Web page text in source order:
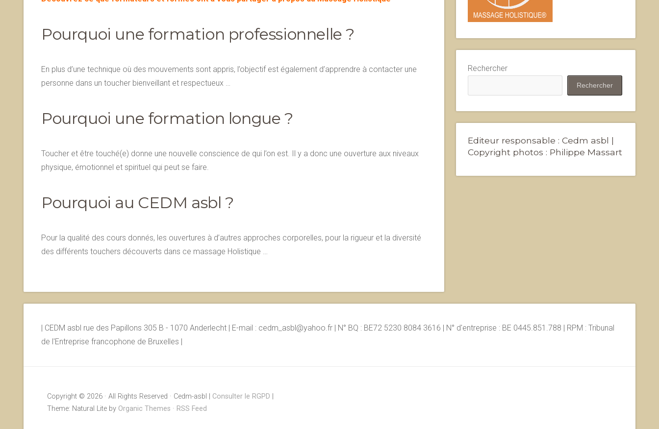
Pourquoi une formation professionnelle ?
En plus d’une technique où des mouvements sont appris, l’objectif est également d’apprendre à contacter une
personne dans un toucher bienveillant et respectueux …
Pourquoi une formation longue ?
Toucher et être touché(e) donne une nouvelle conscience de qui l’on est. Il y a donc une ouverture aux niveaux
physique, émotionnel et spirituel qui peut se faire.
Pourquoi au CEDM asbl ?
Pour la qualité des cours donnés, les ouvertures à d’autres approches corporelles, pour la rigueur et la diversité
des différents touchers découverts dans ce massage Holistique …
Rechercher
Rechercher
Editeur responsable : Cedm asbl |
Copyright photos : Philippe Massart
| CEDM asbl rue des Papillons 305 B - 1070 Anderlecht | E-mail : cedm_asbl@yahoo.fr | N° BQ : BE72 5230 8084 3616 | N° d'entreprise : BE 0445.851.788 | RPM : Tribunal
de l'Entreprise francophone de Bruxelles |
Copyright © 2026 · All Rights Reserved · Cedm-asbl | Consulter le RGPD
Theme: Natural Lite by Organic Themes · RSS Feed